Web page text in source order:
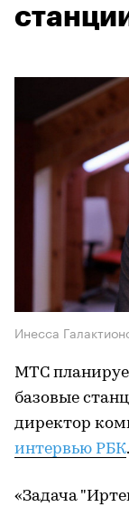
Инесса
МТС
базовые
директор
интервью РБК.
«Задача